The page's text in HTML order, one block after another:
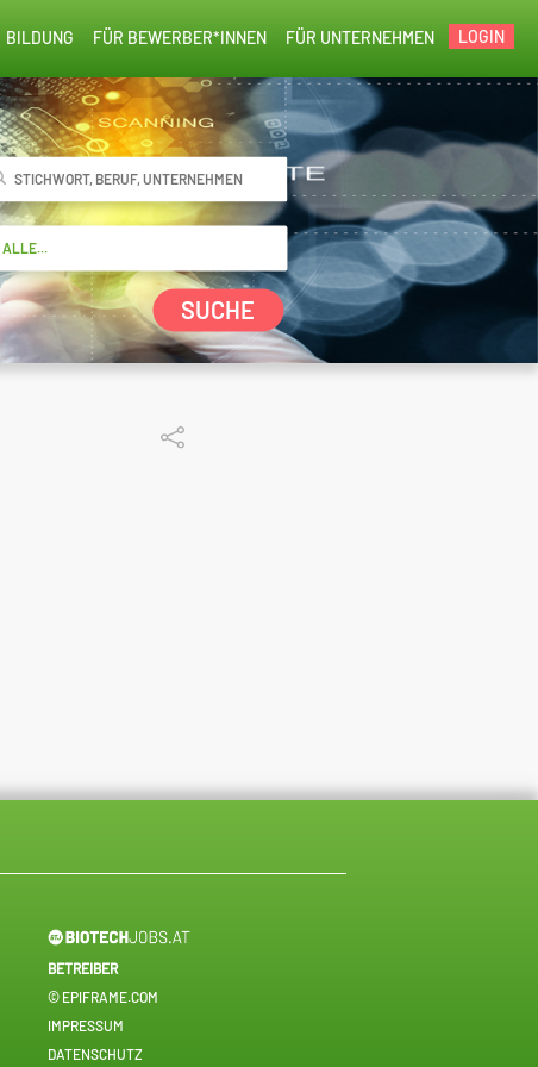
LOGIN
FÜR UNTERNEHMEN
FÜR BEWERBER*INNEN
BILDUNG
SUCHE
BETREIBER
© EPIFRAME.COM
IMPRESSUM
DATENSCHUTZ